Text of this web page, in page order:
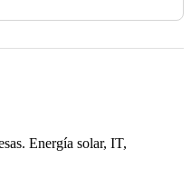
Energía solar, IT,